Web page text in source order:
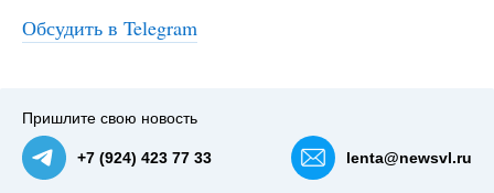
Обсудить в Telegram
#1Участок под школу — NewsVL.ru
Пришлите свою новость
+7 (924) 423 77 33 lenta@newsvl.ru